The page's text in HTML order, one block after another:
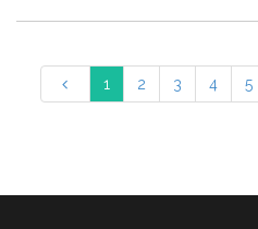
1 2 3 4 5